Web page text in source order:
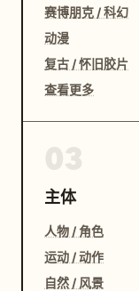
赛博朋克 / 科幻
动漫
复古 / 怀旧胶片
查看更多
主体
人物 / 角色
运动 / 动作
自然 / 风景